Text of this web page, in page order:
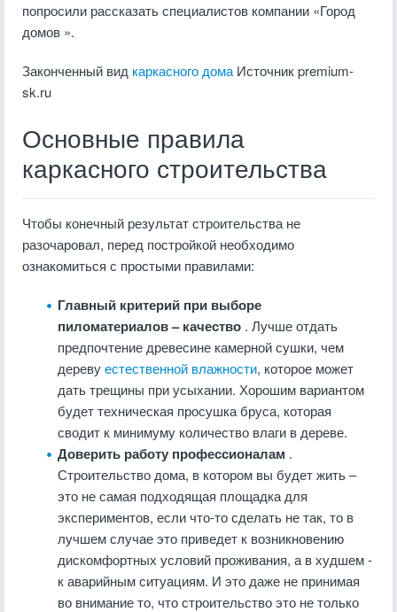
попросили рассказать специалистов компании «Город
домов ».
Законченный вид каркасного дома Источник premium-
sk.ru
Основные правила
каркасного строительства
Чтобы конечный результат строительства не
разочаровал, перед постройкой необходимо
ознакомиться с простыми правилами:
Главный критерий при выборе
пиломатериалов – качество . Лучше отдать
предпочтение древесине камерной сушки, чем
деревуестественной влажности, которое может
дать трещины при усыхании. Хорошим вариантом
будет техническая просушка бруса, которая
сводит к минимуму количество влаги в дереве.
Доверить работу профессионалам .
Строительство дома, в котором вы будет жить –
это не самая подходящая площадка для
экспериментов, если что-то сделать не так, то в
лучшем случае это приведет к возникновению
дискомфортных условий проживания, а в худшем -
к аварийным ситуациям. И это даже не принимая
во внимание то, что строительство это не только